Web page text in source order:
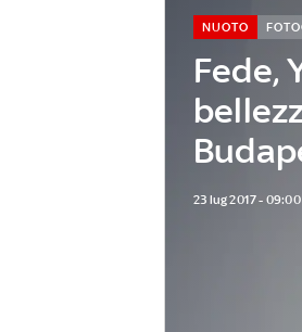
Fede,
NUOTO
23 lug 2017 - 09:00